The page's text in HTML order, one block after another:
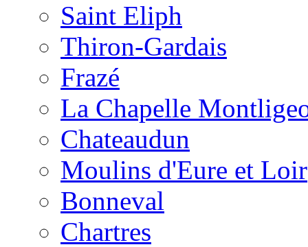
Saint Eliph
Thiron-Gardais
Frazé
La Chapelle
Chateaudun
Moulins d'Eure et Loir
Bonneval
Chartres